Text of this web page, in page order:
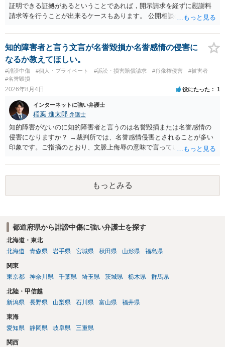
証明できる証拠があるということであれば，開示請求を経ずに慰謝料
請求等を行うことが出来るケースもあります。 公開相談の場では回答
に個別に相談されると良いでしょう。
知的障害者と言う文言が名誉毀損か名誉感情の侵害に
なるか教えてほしい。
#誹謗中傷 #個人・プライベート #訴訟・損害賠償請求 #肖像権侵害
#被害者
#名誉毀損
2026年8月4日 役にたった 1
インターネットに強い弁護士
稲葉 進太郎 弁護士
知的障害がないのに知的障害者と言うのは名誉毀損または名誉感情の
侵害になりますか？ →裁判所では、名誉感情侵害とされることが多い
印象です。ご指摘のとおり、文脈上侮辱の意味で言っている点も加味
もっとみる
都道府県から誹謗中傷に強い弁護士を探す
北海道・東北
北海道
青森県 岩手県 宮城県 秋田県 山形県 福島県
関東
東京都
神奈川県 千葉県 埼玉県 茨城県 栃木県 群馬県
北陸・甲信越
新潟県
長野県 山梨県 石川県 富山県 福井県
東海
愛知県
静岡県 岐阜県 三重県
関西